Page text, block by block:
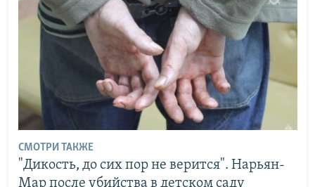
СМОТРИ ТАКЖЕ
"Дикость, до сих пор не верится". Нарьян-
Мар после убийства в детском саду